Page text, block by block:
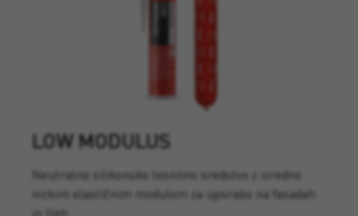
LOW MODULUS
Neutralno silikonsko tesnilno sredstvo z izredno
nizkim elastičnim modulom za uporabo na fasadah
in tleh.